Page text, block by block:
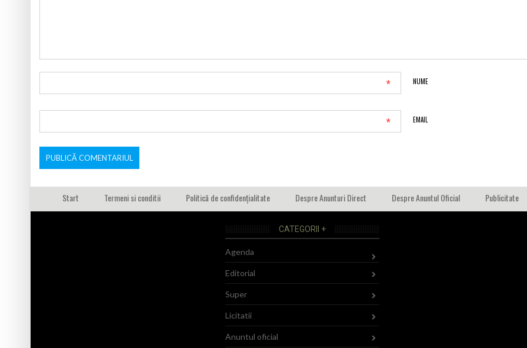
NUME
*
EMAIL
*
Start Termeni si conditii Politică de confidențialitate Despre Anunturi Direct Despre Anuntul Oficial Publicitate
CATEGORII +
Agenda
Editorial
Super
Licitatii
Anuntul oficial